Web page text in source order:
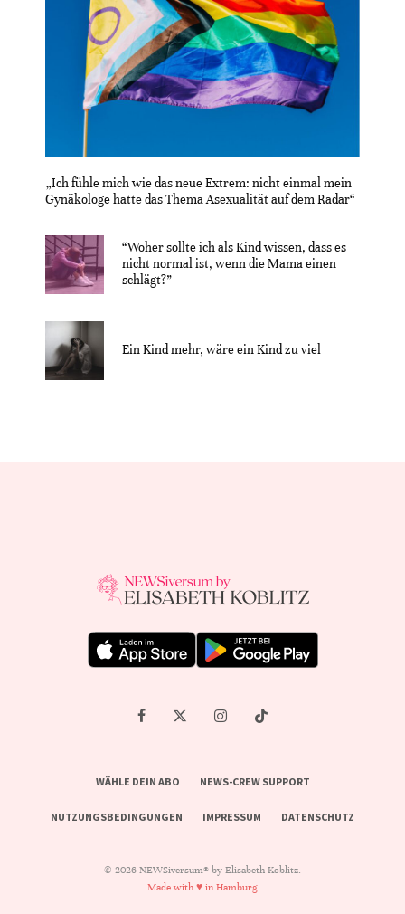
„Ich fühle mich wie das neue Extrem: nicht einmal mein
Gynäkologe hatte das Thema Asexualität auf dem Radar“
“Woher sollte ich als Kind wissen, dass es
nicht normal ist, wenn die Mama einen
schlägt?”
Ein Kind mehr, wäre ein Kind zu viel
WÄHLE DEIN ABO NEWS-CREW SUPPORT
NUTZUNGSBEDINGUNGEN IMPRESSUM DATENSCHUTZ
© 2026 NEWSiversum® by Elisabeth Koblitz.
Made with ♥ in Hamburg